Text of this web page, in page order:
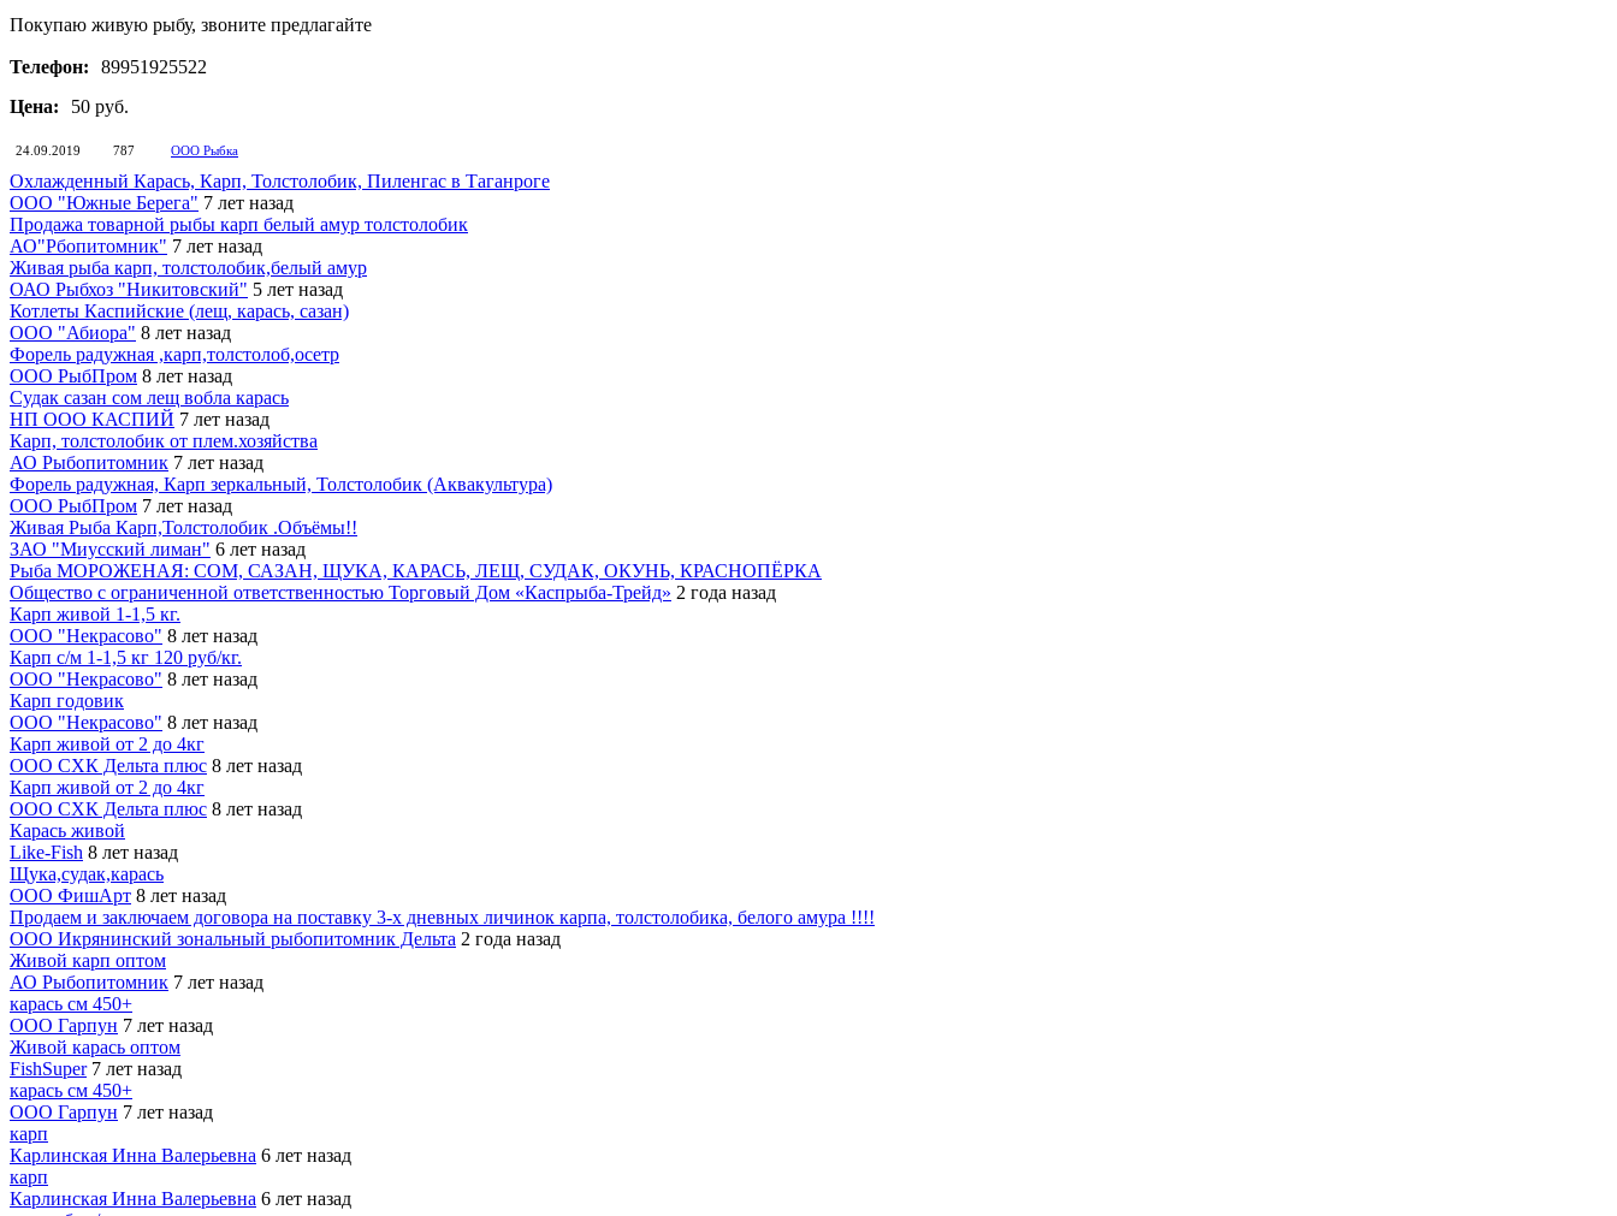
Покупаю живую рыбу, звоните предлагайте
Телефон:
89951925522
Цена:
50 руб.
24.09.2019 787 ООО Рыбка
Охлажденный Карась, Карп, Толстолобик, Пиленгас в Таганроге
ООО "Южные Берега" 7 лет назад
Продажа товарной рыбы карп белый амур толстолобик
АО"Рбопитомник" 7 лет назад
Живая рыба карп, толстолобик,белый амур
ОАО Рыбхоз "Никитовский" 5 лет назад
Котлеты Каспийские (лещ, карась, сазан)
ООО "Абиора" 8 лет назад
Форель радужная ,карп,толстолоб,осетр
ООО РыбПром 8 лет назад
Судак сазан сом лещ вобла карась
НП ООО КАСПИЙ 7 лет назад
Карп, толстолобик от плем.хозяйства
АО Рыбопитомник 7 лет назад
Форель радужная, Карп зеркальный, Толстолобик (Аквакультура)
ООО РыбПром 7 лет назад
Живая Рыба Карп,Толстолобик .Объёмы!!
ЗАО "Миусский лиман" 6 лет назад
Рыба МОРОЖЕНАЯ: СОМ, САЗАН, ЩУКА, КАРАСЬ, ЛЕЩ, СУДАК, ОКУНЬ, КРАСНОПЁРКА
Общество с ограниченной ответственностью Торговый Дом «Каспрыба-Трейд» 2 года назад
Карп живой 1-1,5 кг.
ООО "Некрасово" 8 лет назад
Карп с/м 1-1,5 кг 120 руб/кг.
ООО "Некрасово" 8 лет назад
Карп годовик
ООО "Некрасово" 8 лет назад
Карп живой от 2 до 4кг
ООО СХК Дельта плюс 8 лет назад
Карп живой от 2 до 4кг
ООО СХК Дельта плюс 8 лет назад
Карась живой
Like-Fish 8 лет назад
Щука,судак,карась
ООО ФишАрт 8 лет назад
Продаем и заключаем договора на поставку 3-х дневных личинок карпа, толстолобика, белого амура !!!!
ООО Икрянинский зональный рыбопитомник Дельта 2 года назад
Живой карп оптом
АО Рыбопитомник 7 лет назад
карась см 450+
ООО Гарпун 7 лет назад
Живой карась оптом
FishSuper 7 лет назад
карась см 450+
ООО Гарпун 7 лет назад
карп
Карлинская Инна Валерьевна 6 лет назад
карп
Карлинская Инна Валерьевна 6 лет назад